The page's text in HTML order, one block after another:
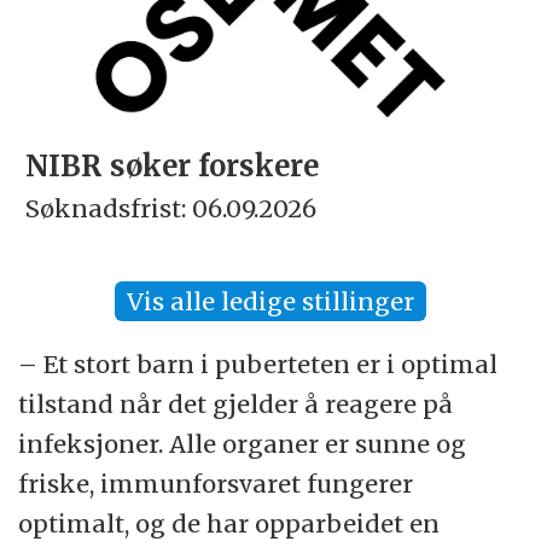
NIBR søker forskere
Søknadsfrist: 06.09.2026
Vis alle ledige stillinger
– Et stort barn i puberteten er i optimal
tilstand når det gjelder å reagere på
infeksjoner. Alle organer er sunne og
friske, immunforsvaret fungerer
optimalt, og de har opparbeidet en